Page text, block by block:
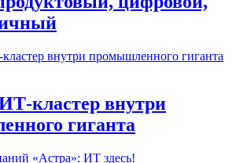
кластер внутри
гиганта